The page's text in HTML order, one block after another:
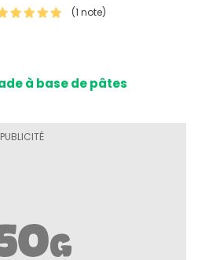
(1 note)
à base de pâtes